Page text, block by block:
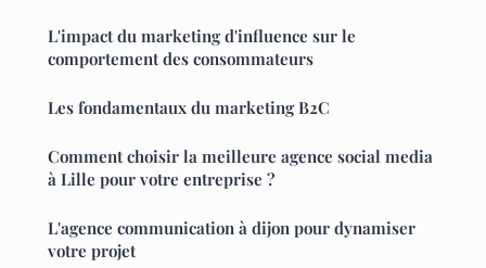
L'impact du marketing d'influence sur le
comportement des consommateurs
Les fondamentaux du marketing B2C
Comment choisir la meilleure agence social media
à Lille pour votre entreprise ?
L'agence communication à dijon pour dynamiser
votre projet